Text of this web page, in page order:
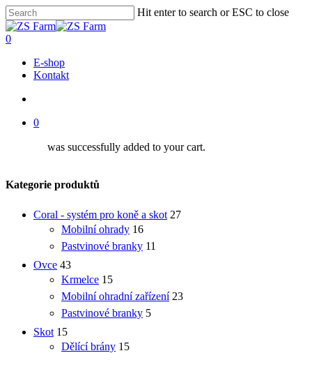
Skip
to
main
Hit enter to search or ESC to close
Close
Search
account
0
E-shop
Kontakt
0
was successfully added to your cart.
Kategorie produktů
Coral - systém pro koně a skot 27
Mobilní ohrady 16
Pastvinové branky 11
Ovce 43
Krmelce 15
Mobilní ohradní zařízení 23
Pastvinové branky 5
Skot 15
Dělící brány 15